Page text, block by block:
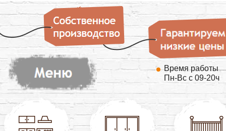
Время работы
Пн-Вс с 09-20ч